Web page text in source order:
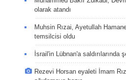
olarak atandı
Muhsin Rızai, Ayetullah
temsilcisi oldu
İsrail'in Lübnan'a saldırılarında
Rezevi Horsan eyaleti İmam